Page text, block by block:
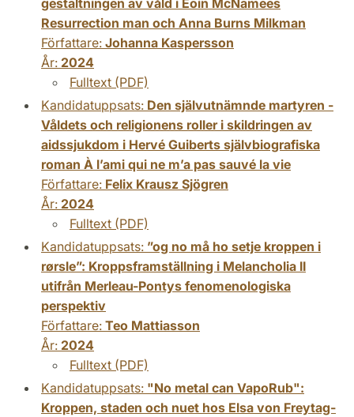
Resurrection man och Anna Burns Milkman
Författare: Johanna Kaspersson
År: 2024
Fulltext (PDF)
Kandidatuppsats: Den självutnämnde martyren -
Våldets och religionens roller i skildringen av
aidssjukdom i Hervé Guiberts självbiografiska
roman À l’ami qui ne m’a pas sauvé la vie
Författare: Felix Krausz Sjögren
År: 2024
Fulltext (PDF)
Kandidatuppsats: ”og no må ho setje kroppen i
rørsle”: Kroppsframställning i Melancholia II
utifrån Merleau-Pontys fenomenologiska
perspektiv
Författare: Teo Mattiasson
År: 2024
Fulltext (PDF)
Kandidatuppsats: "No metal can VapoRub":
Kroppen, staden och nuet hos Elsa von Freytag-